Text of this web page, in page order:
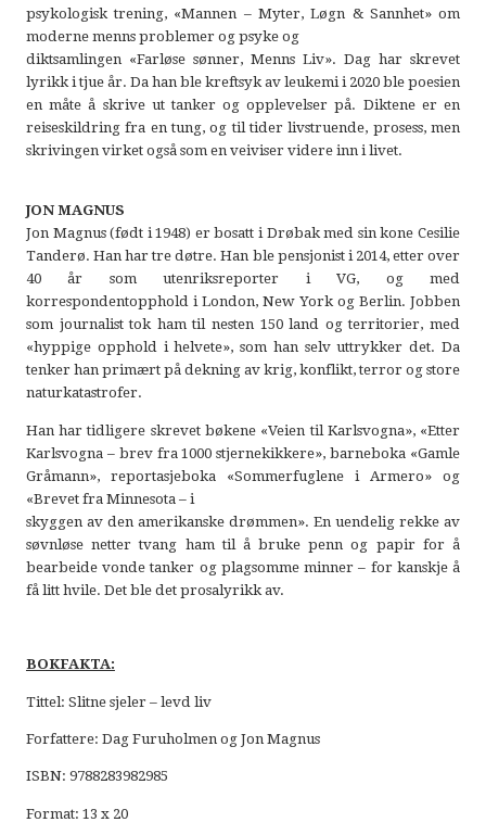
psykologisk trening, «Mannen – Myter, Løgn & Sannhet» om
moderne menns problemer og psyke og
diktsamlingen «Farløse sønner, Menns Liv». Dag har skrevet
lyrikk i tjue år. Da han ble kreftsyk av leukemi i 2020 ble poesien
en måte å skrive ut tanker og opplevelser på. Diktene er en
reiseskildring fra en tung, og til tider livstruende, prosess, men
skrivingen virket også som en veiviser videre inn i livet.
JON MAGNUS
Jon Magnus (født i 1948) er bosatt i Drøbak med sin kone Cesilie
Tanderø. Han har tre døtre. Han ble pensjonist i 2014, etter over
40 år som utenriksreporter i VG, og med
korrespondentopphold i London, New York og Berlin. Jobben
som journalist tok ham til nesten 150 land og territorier, med
«hyppige opphold i helvete», som han selv uttrykker det. Da
tenker han primært på dekning av krig, konflikt, terror og store
naturkatastrofer.
Han har tidligere skrevet bøkene «Veien til Karlsvogna», «Etter
Karlsvogna – brev fra 1000 stjernekikkere», barneboka «Gamle
Gråmann», reportasjeboka «Sommerfuglene i Armero» og
«Brevet fra Minnesota – i
skyggen av den amerikanske drømmen». En uendelig rekke av
søvnløse netter tvang ham til å bruke penn og papir for å
bearbeide vonde tanker og plagsomme minner – for kanskje å
få litt hvile. Det ble det prosalyrikk av.
BOKFAKTA:
Tittel: Slitne sjeler – levd liv
Forfattere: Dag Furuholmen og Jon Magnus
ISBN: 9788283982985
Format: 13 x 20